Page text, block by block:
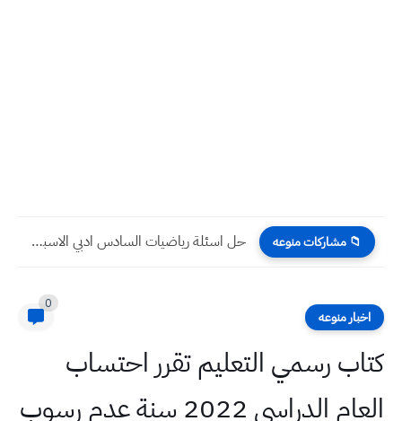
📁 مشاركات منوعه حل اسئلة رياضيات السادس ادبي الاسبوع الخامس عشر التلفزيون التربوي
اخبار منوعه
0
كتاب رسمي التعليم تقرر احتساب
العام الدراسي 2022 سنة عدم رسوب